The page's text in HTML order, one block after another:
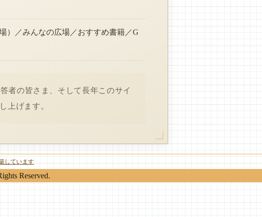
）／みんなの広場／おすすめ書籍／G
者の皆さま、そして長年このサイ
上げます。
しています
Reserved.